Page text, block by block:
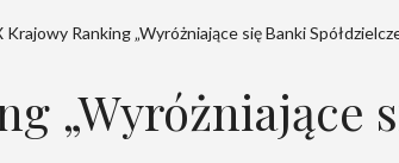
Krajowy Ranking „Wyróżniające się Banki
„Wyróżniające